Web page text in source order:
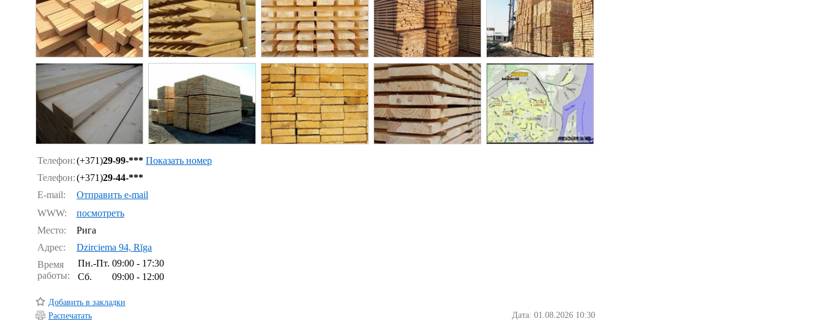
Телефон:(+371)29-99-*** Показать номер
Телефон:(+371)29-44-***
E-mail:
Отправить e-mail
WWW:
посмотреть
Место:
Рига
Адрес:
Dzirciema 94, Rīga
Время
работы:
Пн.-Пт. 09:00 - 17:30
Сб.
09:00 - 12:00
Добавить в закладки
Распечатать
Дата: 01.08.2026 10:30